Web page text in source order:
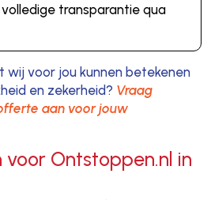
transparantie qua
wij voor jou kunnen betekenen
en zekerheid? Vraag
aan voor jouw
Ontstoppen.nl in